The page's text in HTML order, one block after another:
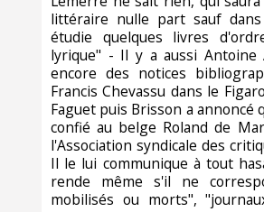
littéraire nulle part sauf
étudie quelques livres
lyrique" - Il y a aussi
encore des notices
Francis Chevassu dans le
Faguet puis Brisson a
confié au belge Roland de
l'Association syndicale des
Il le lui communique à tout
rende même s'il ne
mobilisés ou morts",